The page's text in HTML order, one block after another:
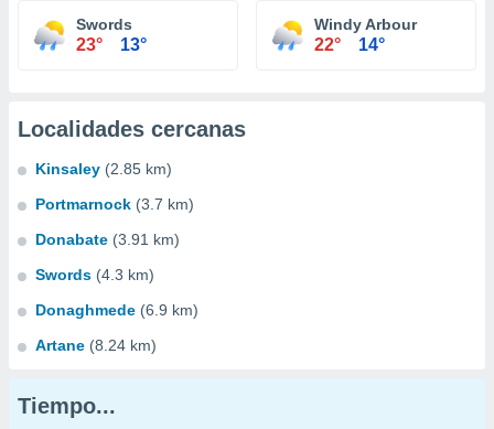
Swords
23° 13°
Windy Arbour
22° 14°
Localidades cercanas
Kinsaley (2.85 km)
Portmarnock (3.7 km)
Donabate (3.91 km)
Swords (4.3 km)
Donaghmede (6.9 km)
Artane (8.24 km)
Tiempo...